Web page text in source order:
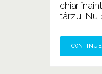
chiar
târziu. Nu